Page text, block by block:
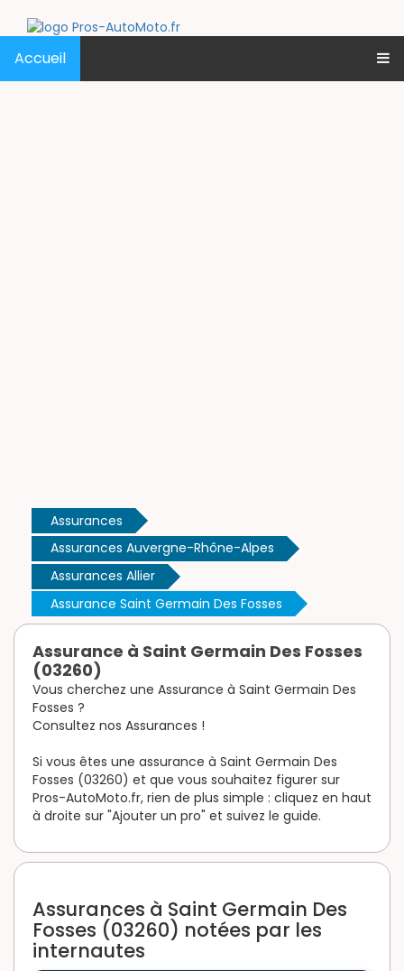
Accueil
Assurances
Assurances Auvergne-Rhône-Alpes
Assurances Allier
Assurance Saint Germain Des Fosses
Assurance à Saint Germain Des Fosses
(03260)
Vous cherchez une Assurance à Saint Germain Des
Fosses ?
Consultez nos Assurances !
Si vous êtes une assurance à Saint Germain Des
Fosses (03260) et que vous souhaitez figurer sur
Pros-AutoMoto.fr, rien de plus simple : cliquez en haut
à droite sur "Ajouter un pro" et suivez le guide.
Assurances à Saint Germain Des
Fosses (03260) notées par les
internautes